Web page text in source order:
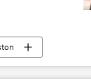
harbiy